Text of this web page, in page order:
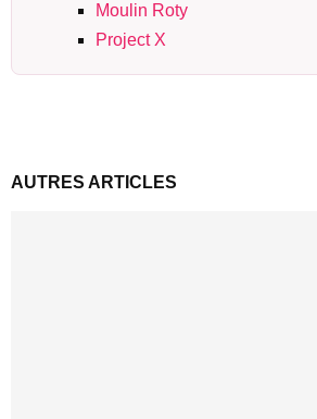
Moulin Roty
Project X
AUTRES ARTICLES